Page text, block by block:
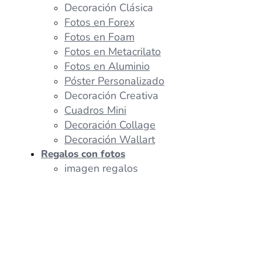
Decoración Clásica
Fotos en Forex
Fotos en Foam
Fotos en Metacrilato
Fotos en Aluminio
Póster Personalizado
Decoración Creativa
Cuadros Mini
Decoración Collage
Decoración Wallart
Regalos con fotos
imagen regalos